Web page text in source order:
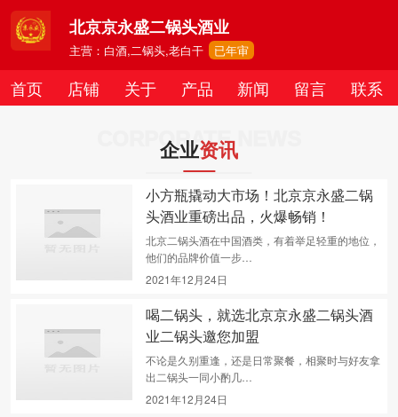
北京京永盛二锅头酒业
主营：白酒,二锅头,老白干 已年审
首页 店铺 关于 产品 新闻 留言 联系
CORPORATE NEWS
企业资讯
小方瓶撬动大市场！北京京永盛二锅
头酒业重磅出品，火爆畅销！
北京二锅头酒在中国酒类，有着举足轻重的地位，
他们的品牌价值一步…
2021年12月24日
喝二锅头，就选北京京永盛二锅头酒
业二锅头邀您加盟
不论是久别重逢，还是日常聚餐，相聚时与好友拿
出二锅头一同小酌几…
2021年12月24日